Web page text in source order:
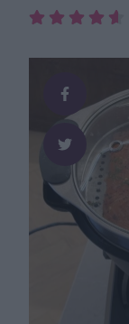
köttbullar men